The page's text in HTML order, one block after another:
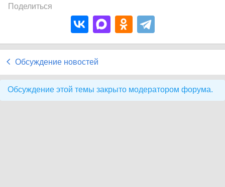
Поделиться
Обсуждение новостей
Обсуждение этой темы закрыто модератором форума.